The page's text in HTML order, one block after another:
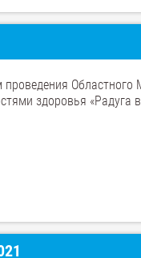
проведения Областного
здоровья «Радуга